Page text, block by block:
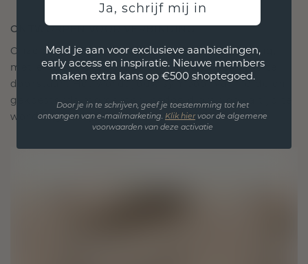
ONTWORPEN VOOR VERBINDING
Onze ontwerpfilosofie is gericht op verbinding,
met elk stuk ontworpen om de tand des tijds te
doorstaan. Het wordt jouw symbool van liefde en
gekoesterde momenten, bedoeld om voor altijd te
worden gedragen en gekoesterd.
Ja, schrijf mij in
Meld je aan voor exclusieve aanbiedingen,
early access en inspiratie. Nieuwe members
maken extra kans op €500 shoptegoed.
Door je in te schrijven, geef je toestemming tot het
ontvangen van e-mailmarketing. Klik hiervoor de algemene
voorwaarden van deze activatie